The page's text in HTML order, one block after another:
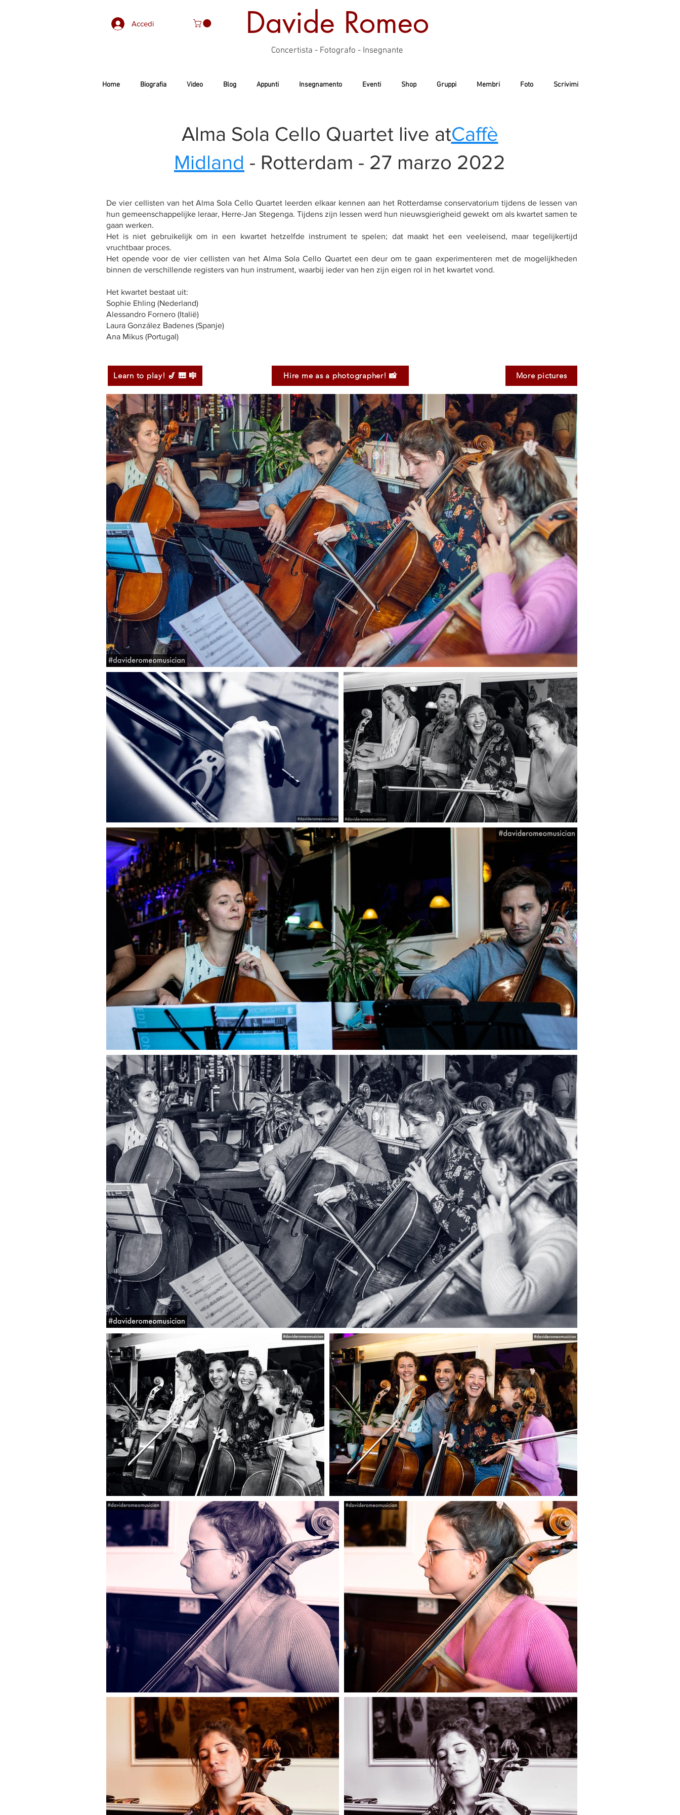
Accedi Davide Romeo
Concertista - Fotografo - Insegnante
Home Biografia Video Blog Appunti Insegnamento Eventi Shop Gruppi Membri Foto Scrivimi
Alma Sola Cello Quartet live atCaffè
Midland - Rotterdam - 27 marzo 2022
De vier cellisten van het Alma Sola Cello Quartet leerden elkaar kennen aan het Rotterdamse conservatorium tijdens de lessen van
hun gemeenschappelijke leraar, Herre-Jan Stegenga. Tijdens zijn lessen werd hun nieuwsgierigheid gewekt om als kwartet samen te
gaan werken.
Het is niet gebruikelijk om in een kwartet hetzelfde instrument te spelen; dat maakt het een veeleisend, maar tegelijkertijd
vruchtbaar proces.
Het opende voor de vier cellisten van het Alma Sola Cello Quartet een deur om te gaan experimenteren met de mogelijkheden
binnen de verschillende registers van hun instrument, waarbij ieder van hen zijn eigen rol in het kwartet vond.
Het kwartet bestaat uit:
Sophie Ehling (Nederland)
Alessandro Fornero (Italië)
Laura González Badenes (Spanje)
Ana Mikus (Portugal)
Learn to play! 🎷 🎹 🎼 Hire me as a photographer! 📸 More pictures